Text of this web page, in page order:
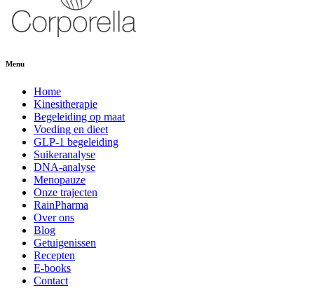
Menu
Home
Kinesitherapie
Begeleiding op maat
Voeding en dieet
GLP-1 begeleiding
Suikeranalyse
DNA-analyse
Menopauze
Onze trajecten
RainPharma
Over ons
Blog
Getuigenissen
Recepten
E-books
Contact